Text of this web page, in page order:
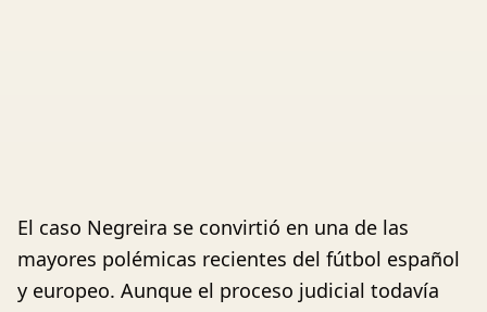
El caso Negreira se convirtió en una de las
mayores polémicas recientes del fútbol español
y europeo. Aunque el proceso judicial todavía